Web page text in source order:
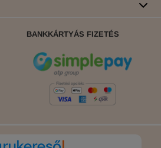
BANKKÁRTYÁS FIZETÉS